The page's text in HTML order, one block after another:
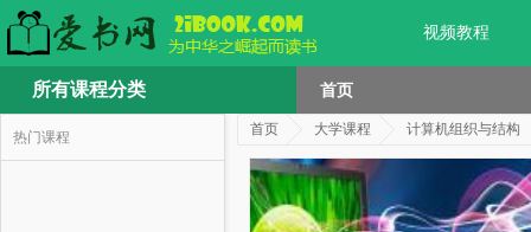
视频教程
所有课程分类 首页
热门课程 首页 大学课程 计算机组织与结构